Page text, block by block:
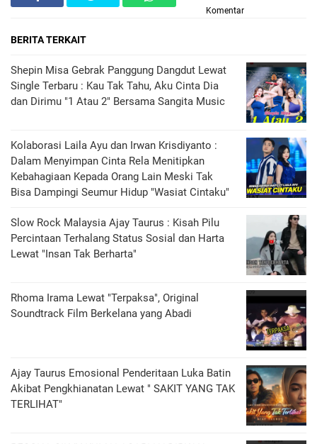
Komentar
BERITA TERKAIT
Shepin Misa Gebrak Panggung Dangdut Lewat
Single Terbaru : Kau Tak Tahu, Aku Cinta Dia
dan Dirimu "1 Atau 2" Bersama Sangita Music
Kolaborasi Laila Ayu dan Irwan Krisdiyanto :
Dalam Menyimpan Cinta Rela Menitipkan
Kebahagiaan Kepada Orang Lain Meski Tak
Bisa Dampingi Seumur Hidup "Wasiat Cintaku"
Slow Rock Malaysia Ajay Taurus : Kisah Pilu
Percintaan Terhalang Status Sosial dan Harta
Lewat "Insan Tak Berharta"
Rhoma Irama Lewat "Terpaksa", Original
Soundtrack Film Berkelana yang Abadi
Ajay Taurus Emosional Penderitaan Luka Batin
Akibat Pengkhianatan Lewat " SAKIT YANG TAK
TERLIHAT"